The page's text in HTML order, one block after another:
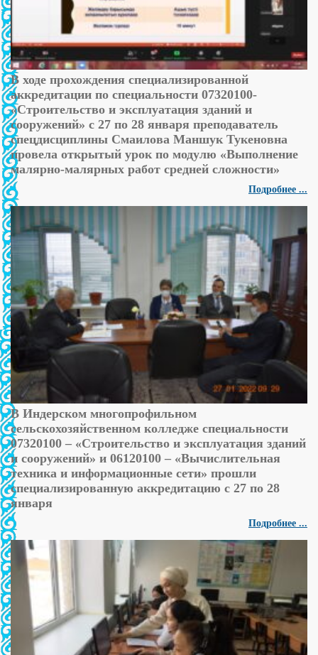
В ходе прохождения специализированной
аккредитации по специальности 07320100-
«Строительство и эксплуатация зданий и
сооружений» с 27 по 28 января преподаватель
спецдисциплины Смаилова Маншук Тукеновна
провела открытый урок по модулю «Выполнение
малярно-малярных работ средней сложности»
Подробнее ...
В Индерском многопрофильном
сельскохозяйственном колледже специальности
07320100 – «Строительство и эксплуатация зданий
и сооружений» и 06120100 – «Вычислительная
техника и информационные сети» прошли
специализированную аккредитацию с 27 по 28
января
Подробнее ...